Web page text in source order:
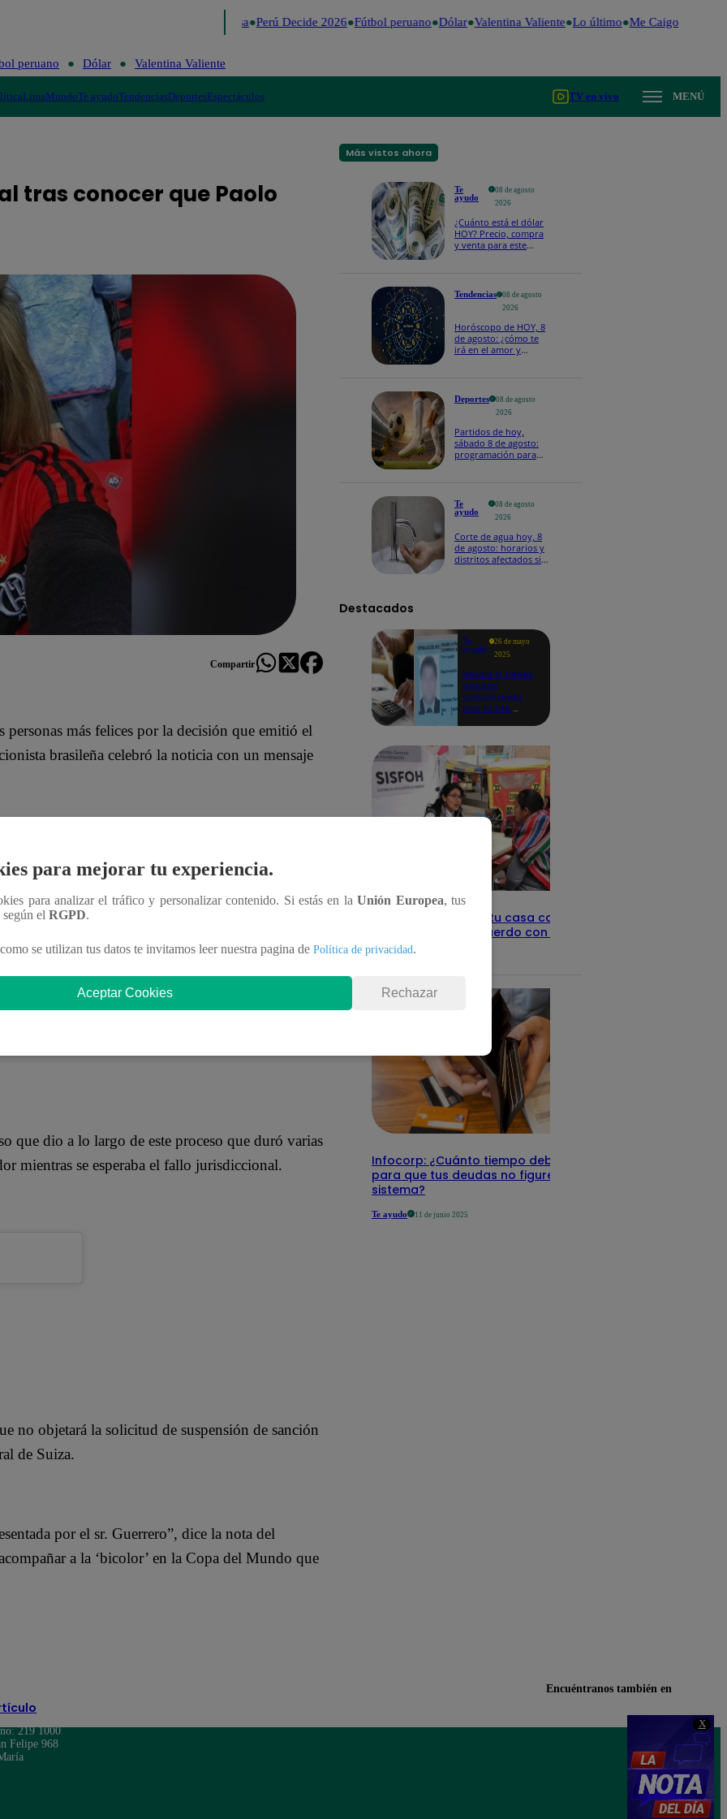
X
Me Caigo de Risa Perú Decide 2026 Fútbol peruano Dólar Valentina Valiente Lo último Me Caigo de Risa
peruano Dólar Valentina Valiente
LimaMundoTe ayudoTendenciasDeportesEspectáculos TV en vivo MENÚ
tras conocer que Paolo
Compartir
más felices por la decisión que emitió el
brasileña celebró la noticia con un mensaje
segura de que el tipo de arriba (Dios) no
que consideramos malas. Descubriste que
conociéndonos, cuidándonos el uno al otro
de la Selección Peruana.
llorando, vibrando y orando por ti y por
una batalla y ganaremos la guerra! ¡Vamos con
que dio a lo largo de este proceso que duró varias
mientras se esperaba el fallo jurisdiccional.
no objetará la solicitud de suspensión de sanción
de Suiza.
por el sr. Guerrero”, dice la nota del
a la ‘bicolor’ en la Copa del Mundo que
Más vistos ahora
Te
ayudo
08 de agosto
2026
¿Cuánto está el dólar
HOY? Precio, compra
y venta para este
Tendencias
08 de agosto
2026
Horóscopo de HOY, 8
de agosto: ¿cómo te
irá en el amor y
Deportes
08 de agosto
2026
Partidos de hoy,
sábado 8 de agosto:
programación para
Te
ayudo
08 de agosto
2026
Corte de agua hoy, 8
de agosto: horarios y
distritos afectados sin
Destacados
Te
ayudo
26 de mayo
2025
Revisa si tienes
deudas
consultando
con tu DNI:
detalles
Revisa con tu DNI si tu casa califica
como pobre, de acuerdo con el Sisfoh
Te ayudo
Infocorp: ¿Cuánto tiempo debe pasar
para que tus deudas no figuren en su
sistema?
Te ayudo 11 de junio 2025
para mejorar tu experiencia.
para analizar el tráfico y personalizar contenido. Si estás en laUnión Europea, tus
según el RGPD.
se utilizan tus datos te invitamos leer nuestra pagina de Política de privacidad.
Aceptar Cookies Rechazar
Encuéntranos también en
219 1000
Felipe 968